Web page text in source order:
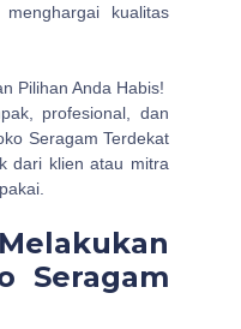
kualitas
Pilihan Anda Habis!
profesional, dan
Seragam Terdekat
dari klien atau mitra
Seragam